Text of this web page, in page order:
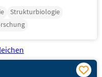
Strukturbiologie